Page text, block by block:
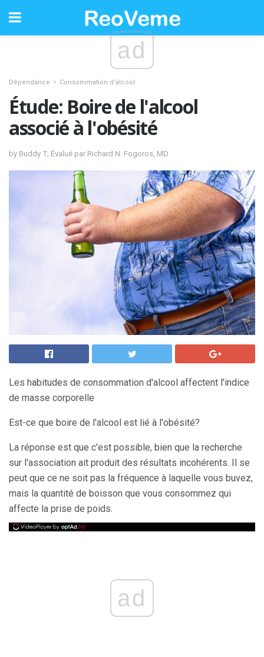
ad
Dépendance Consommation d'alcool
Étude: Boire de l'alcool
associé à l'obésité
by Buddy T; Évalué par Richard N. Fogoros, MD
Les habitudes de consommation d'alcool affectent l'indice
de masse corporelle
Est-ce que boire de l'alcool est lié à l'obésité?
La réponse est que c'est possible, bien que la recherche
sur l'association ait produit des résultats incohérents. Il se
peut que ce ne soit pas la fréquence à laquelle vous buvez,
mais la quantité de boisson que vous consommez qui
affecte la prise de poids.
ad